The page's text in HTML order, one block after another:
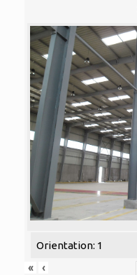
Orientation: 1
«
‹